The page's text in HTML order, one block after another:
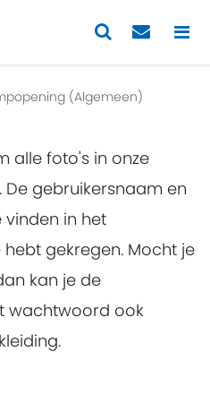
(Algemeen)
alle foto's in onze
gebruikersnaam en
in het
gekregen. Mocht je
kan je de
wachtwoord ook